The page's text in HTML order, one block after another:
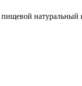
пищевой